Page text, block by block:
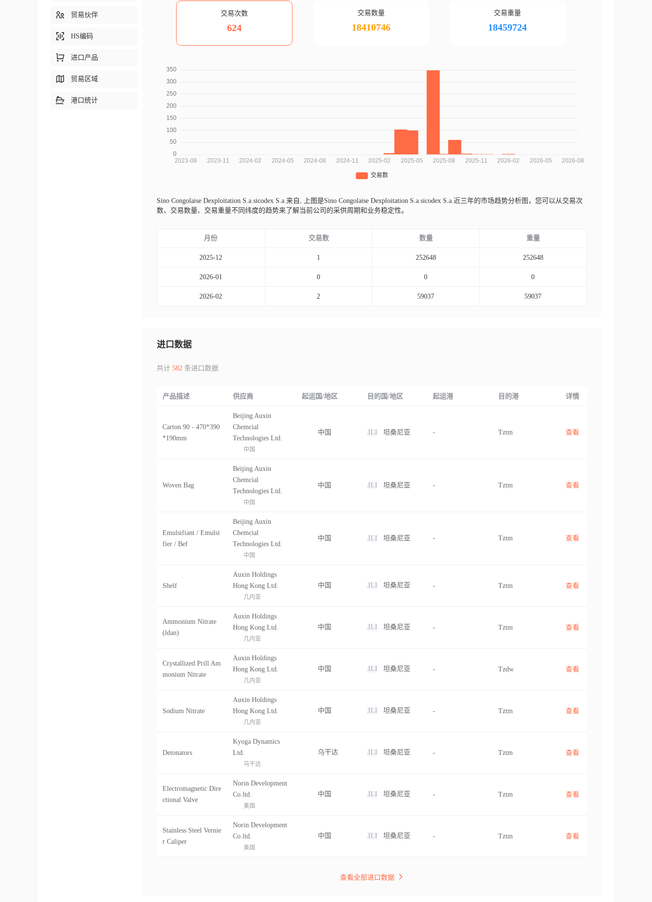
交易次数
624
交易数量
18410746
交易重量
18459724
Sino Congolaise Dexploitation S.a.sicodex S.a.来自,
上图是Sino Congolaise Dexploitation S.a.sicodex S.a.近三年的市场趋势分析图，您可以从交易次
数、交易数量、交易重量不同纬度的趋势来了解当前公司的采供周期和业务稳定性。
月份 交易数 数量 重量
2025-12 1 252648 252648
2026-01 0 0 0
2026-02 2 59037 59037
进口数据
共计 582条进口数据
产品描述 供应商 起运国/地区 目的国/地区 起运港 目的港 详情
Carton 90 - 470*390
*190mm
Beijing Auxin
Chemcial
Technologies Ltd.
中国
中国 FAILED坦桑尼亚 - Tztm 查看
Woven Bag
Beijing Auxin
Chemcial
Technologies Ltd.
中国
中国 FAILED坦桑尼亚 - Tztm 查看
Emulsifiant / Emulsi
fier / Bef
Beijing Auxin
Chemcial
Technologies Ltd.
中国
中国 FAILED坦桑尼亚 - Tztm 查看
Shelf
Auxin Holdings
Hong Kong Ltd.
几内亚
中国 FAILED坦桑尼亚 - Tztm 查看
Ammonium Nitrate
(ldan)
Auxin Holdings
Hong Kong Ltd.
几内亚
中国 FAILED坦桑尼亚 - Tztm 查看
Crystallized Prill Am
monium Nitrate
Auxin Holdings
Hong Kong Ltd.
几内亚
中国 FAILED坦桑尼亚 - Tzdw 查看
Sodium Nitrate
Auxin Holdings
Hong Kong Ltd.
几内亚
中国 FAILED坦桑尼亚 - Tztm 查看
Detonators
Kyoga Dynamics
Ltd.
乌干达
乌干达 FAILED坦桑尼亚 - Tztm 查看
Electromagnetic Dire
ctional Valve
Norin Development
Co.ltd.
美国
中国 FAILED坦桑尼亚 - Tztm 查看
Stainless Steel Vernie
r Caliper
Norin Development
Co.ltd.
美国
中国 FAILED坦桑尼亚 - Tztm 查看
查看全部进口数据
贸易伙伴
HS编码
进口产品
贸易区域
港口统计